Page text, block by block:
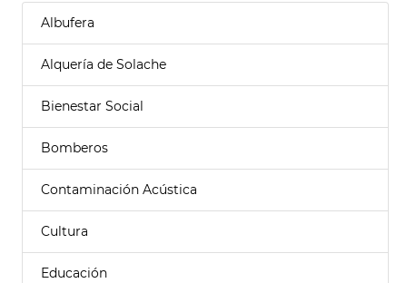
Albufera
Alquería de Solache
Bienestar Social
Bomberos
Contaminación Acústica
Cultura
Educación